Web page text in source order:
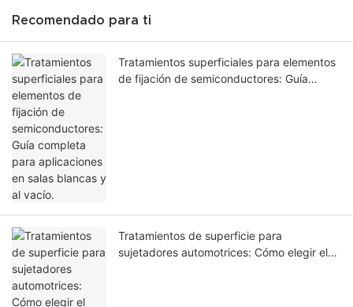
Recomendado para ti
Tratamientos superficiales para elementos
de fijación de semiconductores: Guía
Tratamientos de superficie para
sujetadores automotrices: Cómo elegir el